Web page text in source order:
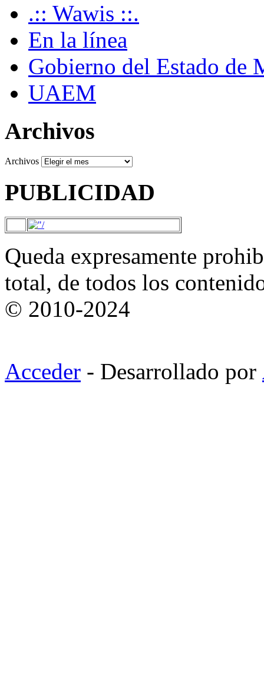
.:: Wawis ::.
En la línea
Gobierno del Estado de
UAEM
Archivos
Archivos
PUBLICIDAD
Queda expresamente
total, de todos los
© 2010-2024
Acceder - Desarrollado por